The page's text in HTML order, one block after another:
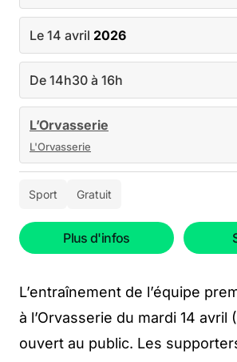
Le 14 avril 2026
De 14h30 à 16h
L’Orvasserie
L'Orvasserie
Sport Gratuit
Plus d'infos
L’entraînement de l’équipe
à l’Orvasserie du mardi 14 avril
ouvert au public. Les